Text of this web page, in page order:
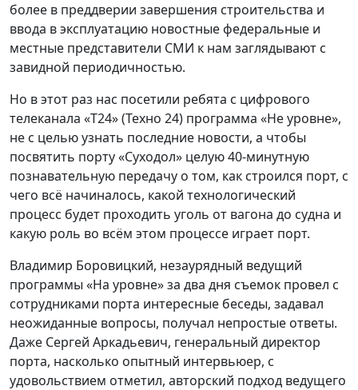
более в преддверии завершения строительства и
ввода в эксплуатацию новостные федеральные и
местные представители СМИ к нам заглядывают с
завидной периодичностью.
Но в этот раз нас посетили ребята с цифрового
телеканала «Т24» (Техно 24) программа «Не уровне»,
не с целью узнать последние новости, а чтобы
посвятить порту «Суходол» целую 40-минутную
познавательную передачу о том, как строился порт, с
чего всё начиналось, какой технологический
процесс будет проходить уголь от вагона до судна и
какую роль во всём этом процессе играет порт.
Владимир Боровицкий, незаурядный ведущий
программы «На уровне» за два дня съемок провел с
сотрудниками порта интересные беседы, задавал
неожиданные вопросы, получал непростые ответы.
Даже Сергей Аркадьевич, генеральный директор
порта, насколько опытный интервьюер, с
удовольствием отметил, авторский подход ведущего